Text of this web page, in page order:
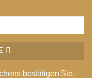
bestätigen Sie,